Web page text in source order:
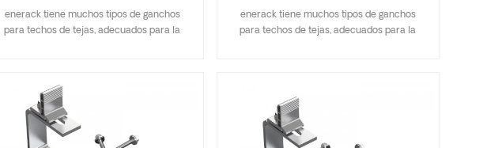
enerack tiene muchos tipos de ganchos
para techos de tejas, adecuados para la
importantes le ahorra costos de inventario,
rápido y fácil de instalar. enerack tiene una
gran variedad de ganchos de techo brindan
opciones a los clientes. personalizados
riel ERK-TRH-T10
enerack tiene muchos tipos de ganchos
para techos de tejas, adecuados para la
rápido y fácil de instalar. enerack tiene una
gran variedad de ganchos de techo brindan
opciones a los clientes. personalizados